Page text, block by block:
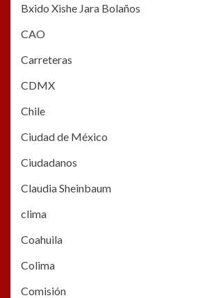
Bxido Xishe Jara Bolaños
CAO
Carreteras
CDMX
Chile
Ciudad de México
Ciudadanos
Claudia Sheinbaum
clima
Coahuila
Colima
Comisión